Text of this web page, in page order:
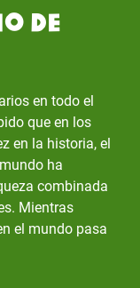
de
en todo el
que en los
en la historia, el
ha
combinada
Mientras
el mundo pasa